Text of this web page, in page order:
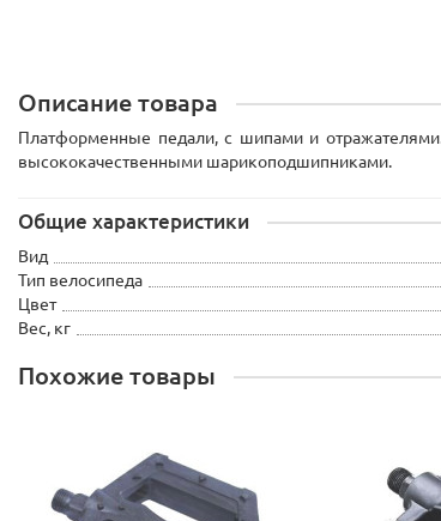
Описание товара
Платформенные педали, с шипами и
высококачественными шарикоподшипниками.
Общие характеристики
Вид
Тип велосипеда
Цвет
Вес, кг
Похожие товары